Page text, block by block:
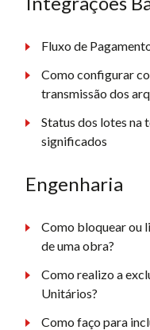
Fluxo de
Como configurar
transmissão dos
Status dos lotes na
significados
Engenharia
Como bloquear ou
de uma obra?
Como realizo a
Unitários?
Como faço para